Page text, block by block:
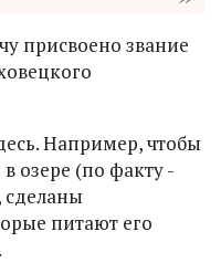
присвоено звание
Например, чтобы
озере (по факту -
питают его